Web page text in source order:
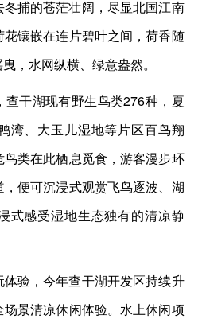
捕的苍茫壮阔，尽显北国江南
镶嵌在连片碧叶之间，荷香随
，水网纵横、绿意盎然。
查干湖现有野生鸟类276种，夏
湾、大玉儿湿地等片区百鸟翔
类在此栖息觅食，游客漫步环
便可沉浸式观赏飞鸟逐波、湖
式感受湿地生态独有的清凉静
验，今年查干湖开发区持续升
景清凉休闲体验。水上休闲项